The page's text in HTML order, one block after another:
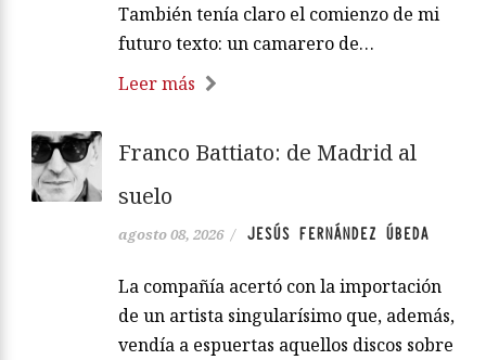
También tenía claro el comienzo de mi
futuro texto: un camarero de…
Leer más
Franco Battiato: de Madrid al
suelo
agosto 08, 2026 / JESÚS FERNÁNDEZ ÚBEDA
La compañía acertó con la importación
de un artista singularísimo que, además,
vendía a espuertas aquellos discos sobre